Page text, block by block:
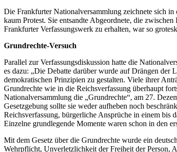
Die Frankfurter Nationalversammlung zeichnete sich in
kaum Protest. Sie entsandte Abgeordnete, die
Frankfurter Verfassungswerk zu erhalten, war so
Grundrechte-Versuch
Parallel zur Verfassungsdiskussion hatte die
es dazu: „Die Debatte darüber wurde auf Drängen der
demokratischen Prinzipien zu gestalten. Viele ihrer
Grundrechte wie in die Reichsverfassung überhaupt
Nationalversammlung die „Grundrechte“, am 27.
Gesetzgebung sollte sie weder aufheben noch
Reichsverfassung, bürgerliche Ansprüche in einem bis
Einzelne grundlegende Momente waren schon in den
Mit dem Gesetz über die Grundrechte wurde ein
Wehrpflicht, Unverletzlichkeit der Freiheit der Person,